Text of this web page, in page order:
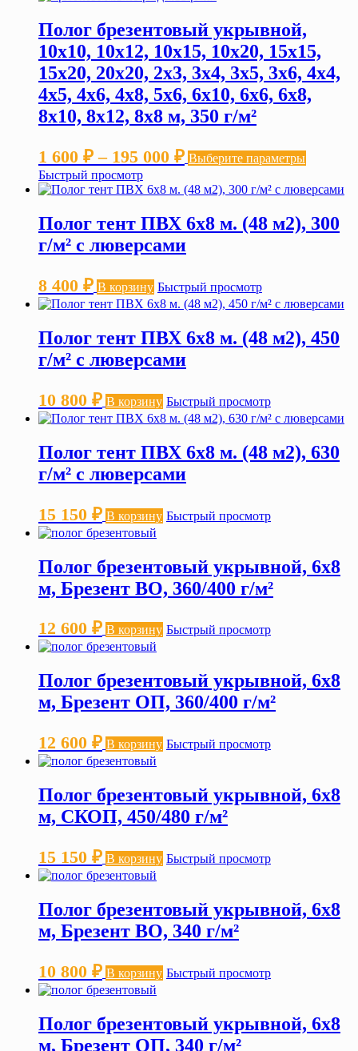
Полог брезентовый укрывной,
10х10, 10х12, 10х15, 10х20, 15х15,
15х20, 20х20, 2х3, 3х4, 3х5, 3х6, 4х4,
4х5, 4х6, 4х8, 5х6, 6х10, 6х6, 6х8,
8х10, 8х12, 8х8 м, 350 г/м²
1 600 ₽ – 195 000 ₽Диапазон
1 600 ₽
–
195 000 ₽
Выберите параметры
Этот
товар
Опции
можно
Быстрый просмотр
Полог тент ПВХ 6х8 м. (48 м2), 300
г/м² с люверсами
8 400 ₽ В корзину Быстрый просмотр
Полог тент ПВХ 6х8 м. (48 м2), 450
г/м² с люверсами
10 800 ₽ В корзину Быстрый просмотр
Полог тент ПВХ 6х8 м. (48 м2), 630
г/м² с люверсами
15 150 ₽ В корзину Быстрый просмотр
Полог брезентовый укрывной, 6х8
м, Брезент ВО, 360/400 г/м²
12 600 ₽ В корзину Быстрый просмотр
Полог брезентовый укрывной, 6х8
м, Брезент ОП, 360/400 г/м²
12 600 ₽ В корзину Быстрый просмотр
Полог брезентовый укрывной, 6х8
м, СКОП, 450/480 г/м²
15 150 ₽ В корзину Быстрый просмотр
Полог брезентовый укрывной, 6х8
м, Брезент ВО, 340 г/м²
10 800 ₽ В корзину Быстрый просмотр
Полог брезентовый укрывной, 6х8
м, Брезент ОП, 340 г/м²